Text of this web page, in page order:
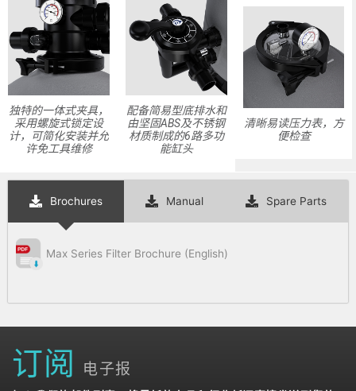
独特的一体式夹具，
采用螺旋式锁定设
计，可简化安装并允
许免工具维修
配备简易型底排水和
由坚固ABS及不锈钢
材质制成的6路多功
能缸头
清晰易读压力表，方
便检查
Brochures Manual Spare Parts
Max Series Filter Brochure (English)
订阅 电子报